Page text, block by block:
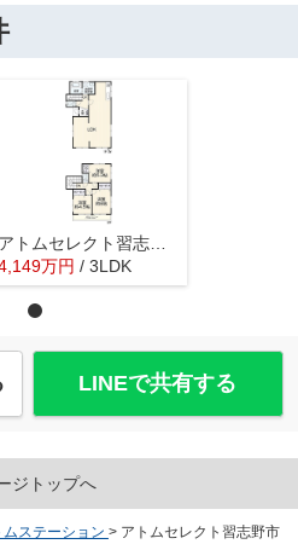
アトムセレクト習志野市袖ケ浦6丁目中古戸建て
万円 / 3LDK
LINEで共有する
ジトップへ
ステーション > アトムセレクト習志野市